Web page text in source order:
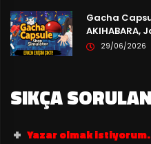
Gacha
AKIHABARA,
29/06/2026
SIKÇA
Yazar olmak istiyorum.